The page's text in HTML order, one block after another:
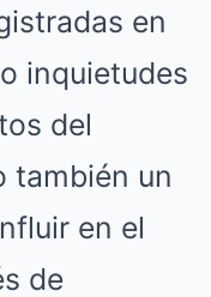
en
inquietudes
del
también un
en el
de